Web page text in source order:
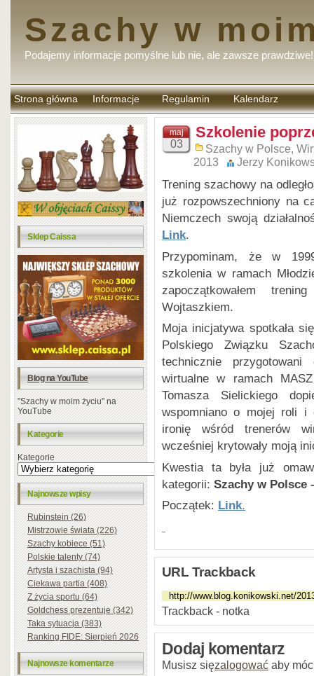
Szachy w
Podajemy informacje pomyślne lub nie, ale zawsze prawdziwe!
Strona główna Informacje Regulamin
komentarzy
Kalendarz
Sklep Caissa
Blog na YouTube
"Szachy w moim życiu" na
YouTube
Kategorie
Kategorie
Najnowsze wpisy
Rubinstein (26)
Mistrzowie świata (226)
Szachy kobiece (51)
Polskie talenty (74)
Artysta i szachista (94)
Ciekawa partia (408)
Z życia sportu (64)
Goldchess prezentuje (342)
Taka sytuacja (383)
Ranking FIDE: Sierpień 2026
Najnowsze komentarze
maj
03
Szkolenie
Szachy w Polsce,
2013
Jerzy
Trening szachowy na
już rozpowszechniony na
Niemczech swoją
Link.
Przypominam, że w
szkolenia w ramach
zapoczątkowałem
Wojtaszkiem.
Moja inicjatywa spotkała
Polskiego Związku
technicznie
wirtualne w ramach
Tomasza Sielickiego
wspomniano o mojej roli i
ironię wśród trenerów
wcześniej krytowały moją
Kwestia ta była już
kategorii: Szachy w Polsce
Początek: Link.
URL Trackback
Trackback - notka
Dodaj komentarz
Musisz sięzalogować aby